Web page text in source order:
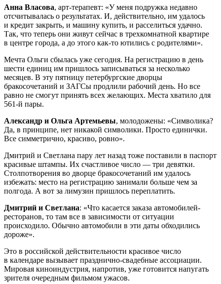
Анна Власова, арт-терапевт: «У меня подружка недавно
отсчитывалась о результатах. И, действительно, им удалось
и кредит закрыть, и машину купить, и расселиться удачно.
Так, что теперь они живут сейчас в трехкомнатной квартире
в центре города, а до этого как-то ютились с родителями».
Мечта Ольги сбылась уже сегодня. На регистрацию в день
шести единиц им пришлось записываться за несколько
месяцев. В эту пятницу петербургские дворцы
бракосочетаний и ЗАГСы продлили рабочий день. Но все
равно не смогут принять всех желающих. Места хватило для
561-й пары.
Александр и Ольга Артемьевы, молодожены: «Символика?
Да, в принципе, нет никакой символики. Просто единички.
Все симметрично, красиво, ровно».
Дмитрий и Светлана пару лет назад тоже поставили в паспорт
красивые штампы. Их счастливое число — три девятки.
Столпотворения во дворце бракосочетаний им удалось
избежать: место на регистрацию занимали больше чем за
полгода. А вот за лимузин пришлось переплатить.
Дмитрий и Светлана: «Что касается заказа автомобилей-
ресторанов, то там все в зависимости от ситуации
происходило. Обычно автомобили в эти даты обходились
дороже».
Это в российской действительности красивое число
в календаре вызывает празднично-свадебные ассоциации.
Мировая киноиндустрия, напротив, уже готовится напугать
зрителя очередным фильмом ужасов.